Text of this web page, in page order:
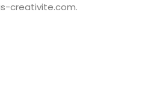
creativite.com.